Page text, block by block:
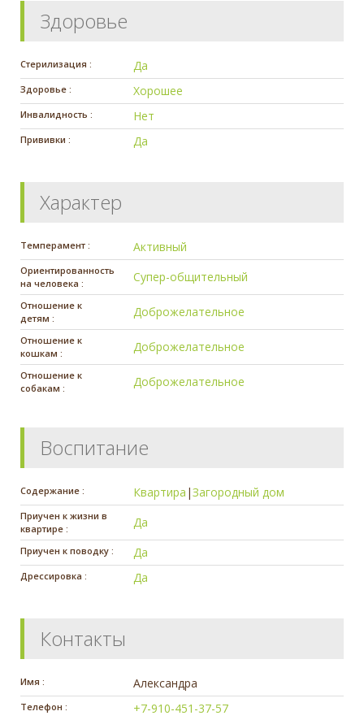
Здоровье
Стерилизация : Да
Здоровье : Хорошее
Инвалидность : Нет
Прививки : Да
Характер
Темперамент : Активный
Ориентированность
на человека :
Супер-общительный
Отношение к
детям :
Доброжелательное
Отношение к
кошкам :
Доброжелательное
Отношение к
собакам :
Доброжелательное
Воспитание
Содержание : Квартира |Загородный дом
Приучен к жизни в
квартире :
Да
Приучен к поводку : Да
Дрессировка : Да
Контакты
Имя : Александра
Телефон : +7-910-451-37-57